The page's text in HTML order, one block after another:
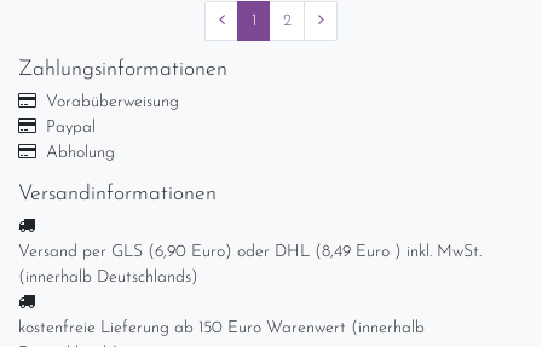
1 2
Zahlungsinformationen
Vorabüberweisung
Paypal
Abholung
Versandinformationen
Versand per GLS (6,90 Euro) oder DHL (8,49 Euro ) inkl. MwSt.
(innerhalb Deutschlands)
kostenfreie Lieferung ab 150 Euro Warenwert (innerhalb